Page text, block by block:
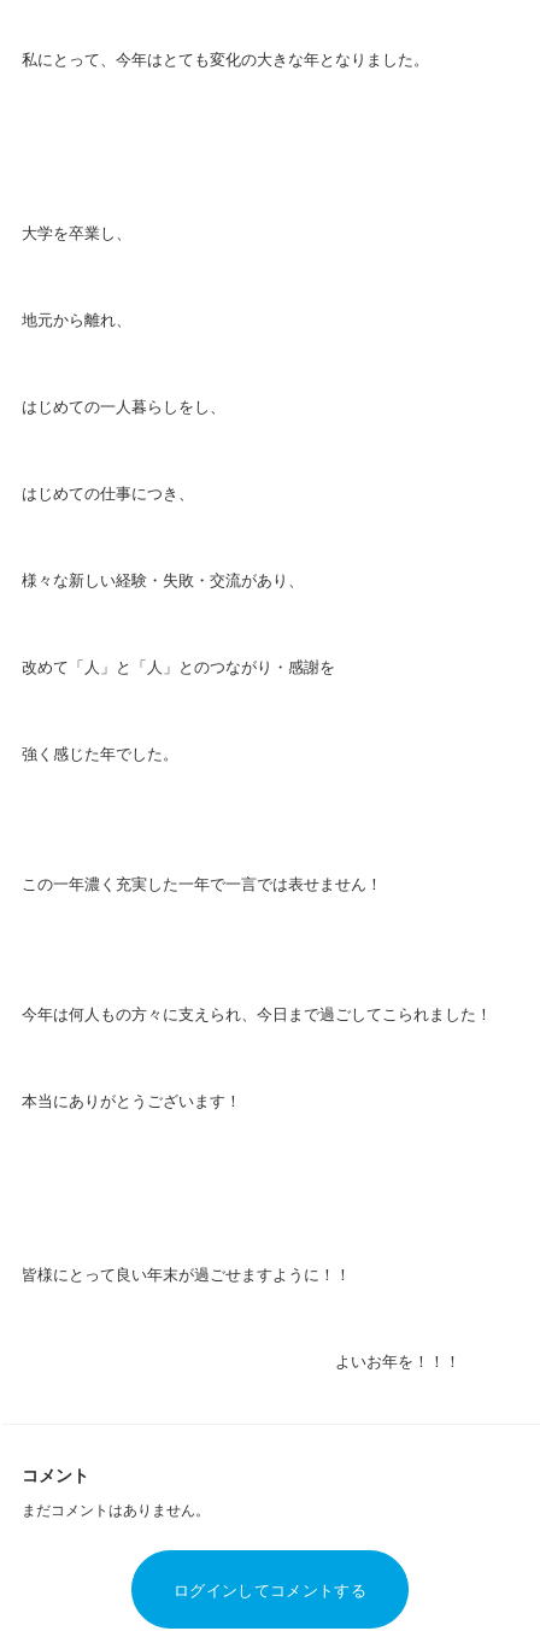
私にとって、今年はとても変化の大きな年となりました。
大学を卒業し、
地元から離れ、
はじめての一人暮らしをし、
はじめての仕事につき、
様々な新しい経験・失敗・交流があり、
改めて「人」と「人」とのつながり・感謝を
強く感じた年でした。
この一年濃く充実した一年で一言では表せません！
今年は何人もの方々に支えられ、今日まで過ごしてこられました！
本当にありがとうございます！
皆様にとって良い年末が過ごせますように！！
よいお年を！！！
コメント
まだコメントはありません。
ログインしてコメントする